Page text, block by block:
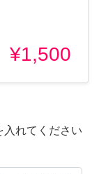
¥1,500
入れてください